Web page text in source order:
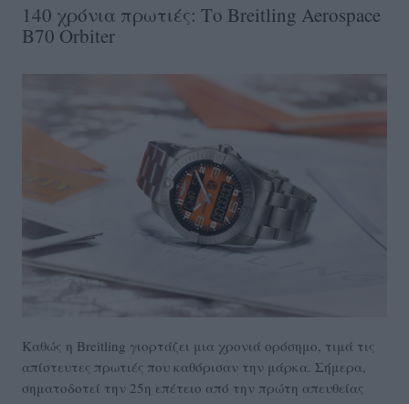
140 χρόνια πρωτιές: Το Breitling Aerospace
B70 Orbiter
Καθώς η Breitling γιορτάζει μια χρονιά ορόσημο, τιμά τις
απίστευτες πρωτιές που καθόρισαν την μάρκα. Σήμερα,
σηματοδοτεί την 25η επέτειο από την πρώτη απευθείας